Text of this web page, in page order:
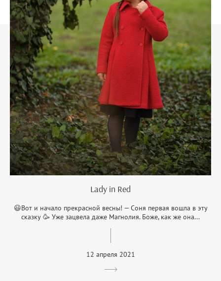
Lady in Red
😃Вот и начало прекрасной весны! — Соня первая вошла в эту
сказку 🥳 Уже зацвела даже Магнолия. Боже, как же она...
12 апреля 2021